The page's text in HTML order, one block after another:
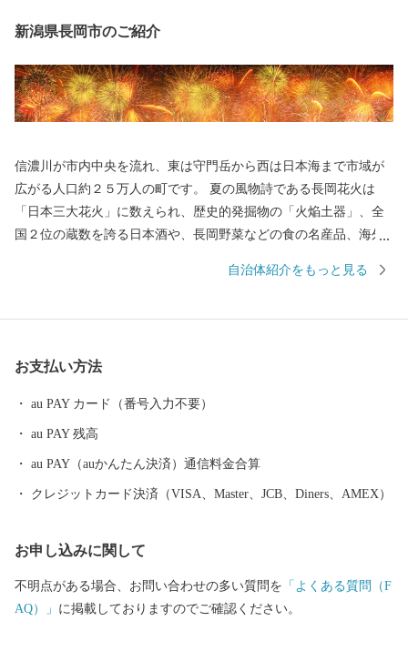
新潟県長岡市のご紹介
信濃川が市内中央を流れ、東は守門岳から西は日本海まで市域が
広がる人口約２５万人の町です。 夏の風物詩である長岡花火は
「日本三大花火」に数えられ、歴史的発掘物の「火焔土器」、全
国２位の蔵数を誇る日本酒や、長岡野菜などの食の名産品、海外
明媚な棚田など、さまざまな特色と文化を持った個性豊かなエリ
コシヒカリをはじめとした長岡自慢の品をご用意しました。ぜひ
ふるさと納税で長岡を応援してください！
自治体紹介をもっと見る
お支払い方法
au PAY カード（番号入力不要）
au PAY 残高
au PAY（auかんたん決済）通信料金合算
クレジットカード決済（VISA、Master、JCB、Diners、AMEX）
お申し込みに関して
不明点がある場合、お問い合わせの多い質問を 「よくある質問（F
AQ）」 に掲載しておりますのでご確認ください。